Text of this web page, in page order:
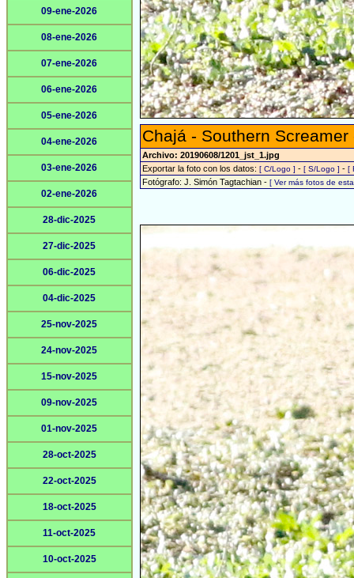
09-ene-2026
08-ene-2026
07-ene-2026
06-ene-2026
05-ene-2026
04-ene-2026
03-ene-2026
02-ene-2026
28-dic-2025
27-dic-2025
06-dic-2025
04-dic-2025
25-nov-2025
24-nov-2025
15-nov-2025
09-nov-2025
01-nov-2025
28-oct-2025
22-oct-2025
18-oct-2025
11-oct-2025
10-oct-2025
Chajá - Southern
Archivo: 20190608/1201_jst_1.jpg
Exportar la foto con los datos: [ C/Logo ] - [ S/Logo ] - [
Fotógrafo: J. Simón Tagtachian - [ Ver más fotos de